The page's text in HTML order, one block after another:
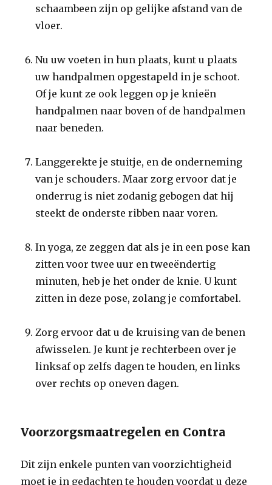
schaambeen zijn op gelijke afstand van de
vloer.
Nu uw voeten in hun plaats, kunt u plaats
uw handpalmen opgestapeld in je schoot.
Of je kunt ze ook leggen op je knieën
handpalmen naar boven of de handpalmen
naar beneden.
Langgerekte je stuitje, en de onderneming
van je schouders. Maar zorg ervoor dat je
onderrug is niet zodanig gebogen dat hij
steekt de onderste ribben naar voren.
In yoga, ze zeggen dat als je in een pose kan
zitten voor twee uur en tweeëndertig
minuten, heb je het onder de knie. U kunt
zitten in deze pose, zolang je comfortabel.
Zorg ervoor dat u de kruising van de benen
afwisselen. Je kunt je rechterbeen over je
linksaf op zelfs dagen te houden, en links
over rechts op oneven dagen.
Voorzorgsmaatregelen en Contra
Dit zijn enkele punten van voorzichtigheid
moet je in gedachten te houden voordat u deze